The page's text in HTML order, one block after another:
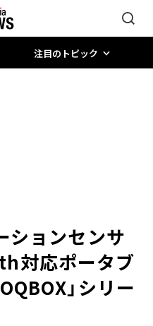
注目のトピック
ションセンサ
対応ポータブ
」シリー